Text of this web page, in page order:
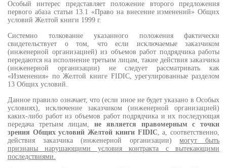
Особый интерес представляет положение второго предложения
первого абаза статьи 13.1 «Право на внесение изменений» Общих
условий Желтой книги 1999 г.
Системно толкование указанного положения фактически
свидетельствует о том, что если исключаемые заказчиком
(инженерной организацией) из объемов работ подрядчика работы
передаются на исполнение третьим лицам, такие действия заказчика
(инженерной организации) не следует рассматривать как
«Изменения» по Желтой книге FIDIC, урегулированные разделом
13 Общих условий.
Данное правило означает, что (если иное не будет указано в Особых
условиях), исключение заказчиком (инженерной организацией)
каких-либо работ из объемов работ подрядчика и их последующая
передача третьим лицам,не является правомерным с точки
зрения Общих условий Желтой книги FIDIC, а, соответственно,
действия заказчика (инженерной организации)могут быть
признаны нарушающими условия контракта с вытекающими
последствиями.